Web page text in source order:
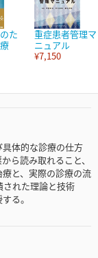
た
重症患者管理マ
ニュアル
¥7,150
体的な診療の仕方
ら読み取れること、
と、実際の診療の流
れた理論と技術
る。